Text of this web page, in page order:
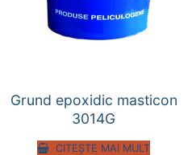
Grund epoxidic masticon
3014G
CITEȘTE MAI MULT